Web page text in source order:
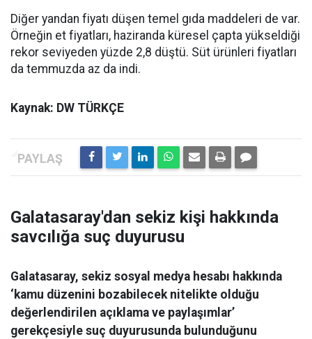
Diğer yandan fiyatı düşen temel gıda maddeleri de var.
Örneğin et fiyatları, haziranda küresel çapta yükseldiği
rekor seviyeden yüzde 2,8 düştü. Süt ürünleri fiyatları
da temmuzda az da indi.
Kaynak: DW TÜRKÇE
Galatasaray'dan sekiz kişi hakkında
savcılığa suç duyurusu
Galatasaray, sekiz sosyal medya hesabı hakkında
‘kamu düzenini bozabilecek nitelikte olduğu
değerlendirilen açıklama ve paylaşımlar’
gerekçesiyle suç duyurusunda bulunduğunu